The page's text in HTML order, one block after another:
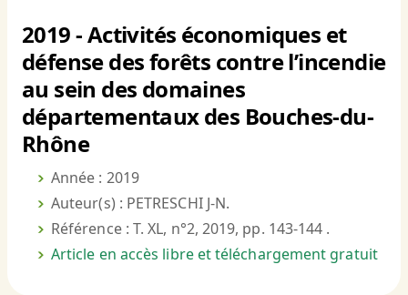
2019 - Activités économiques et
défense des forêts contre l’incendie
au sein des domaines
départementaux des Bouches-du-
Rhône
Année : 2019
Auteur(s) : PETRESCHI J-N.
Référence : T. XL, n°2, 2019, pp. 143-144 .
Article en accès libre et téléchargement gratuit